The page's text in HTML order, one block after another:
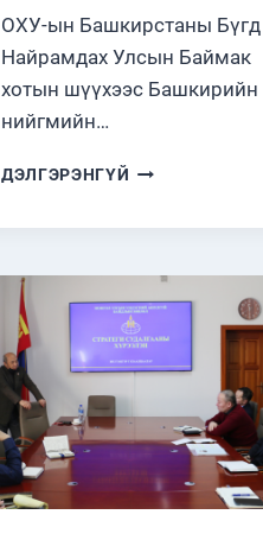
ОХУ-ын Башкирстаны Бүгд
Найрамдах Улсын Баймак
хотын шүүхээс Башкирийн
нийгмийн…
ДЭЛГЭРЭНГҮЙ